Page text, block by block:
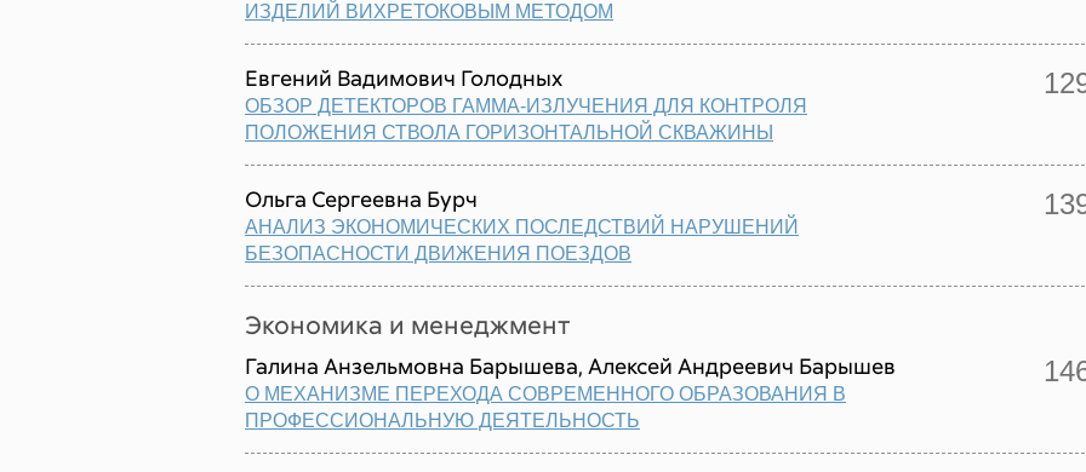
ИЗДЕЛИЙ ВИХРЕТОКОВЫМ МЕТОДОМ
Евгений Вадимович Голодных
ОБЗОР ДЕТЕКТОРОВ ГАММА-ИЗЛУЧЕНИЯ ДЛЯ КОНТРОЛЯ
ПОЛОЖЕНИЯ СТВОЛА ГОРИЗОНТАЛЬНОЙ СКВАЖИНЫ
Ольга Сергеевна Бурч
АНАЛИЗ ЭКОНОМИЧЕСКИХ ПОСЛЕДСТВИЙ НАРУШЕНИЙ
БЕЗОПАСНОСТИ ДВИЖЕНИЯ ПОЕЗДОВ
Экономика и менеджмент
Галина Анзельмовна Барышева, Алексей Андреевич Барышев
О МЕХАНИЗМЕ ПЕРЕХОДА СОВРЕМЕННОГО ОБРАЗОВАНИЯ В
ПРОФЕССИОНАЛЬНУЮ ДЕЯТЕЛЬНОСТЬ